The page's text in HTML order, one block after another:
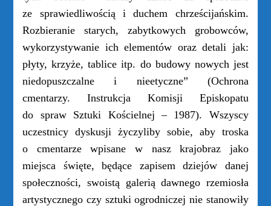
ze sprawiedliwością i duchem chrześcijańskim.
Rozbieranie starych, zabytkowych grobowców,
wykorzystywanie ich elementów oraz detali jak:
płyty, krzyże, tablice itp. do budowy nowych jest
niedopuszczalne i nieetyczne” (Ochrona
cmentarzy. Instrukcja Komisji Episkopatu
do spraw Sztuki Kościelnej – 1987). Wszyscy
uczestnicy dyskusji życzyliby sobie, aby troska
o cmentarze wpisane w nasz krajobraz jako
miejsca święte, będące zapisem dziejów danej
społeczności, swoistą galerią dawnego rzemiosła
artystycznego czy sztuki ogrodniczej nie stanowiły